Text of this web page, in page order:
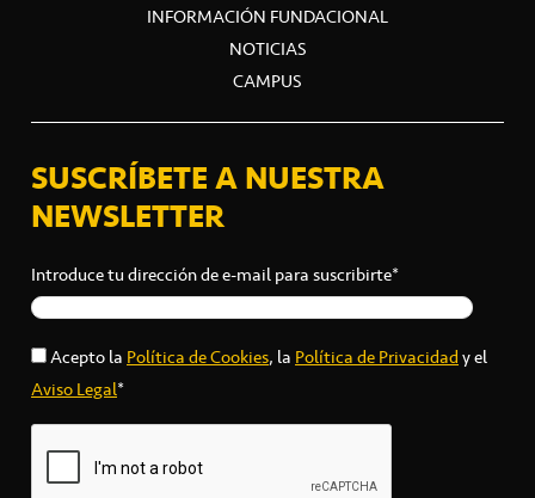
INFORMACIÓN FUNDACIONAL
NOTICIAS
CAMPUS
SUSCRÍBETE A NUESTRA
NEWSLETTER
Introduce tu dirección de e-mail para suscribirte*
Acepto laPolítica de Cookies, laPolítica de Privacidady el
Aviso Legal*